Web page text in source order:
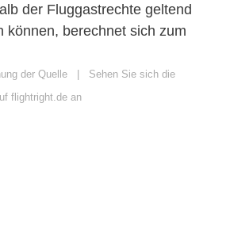
der Fluggastrechte geltend
können, berechnet sich zum
der Quelle | Sehen Sie sich die
flightright.de an